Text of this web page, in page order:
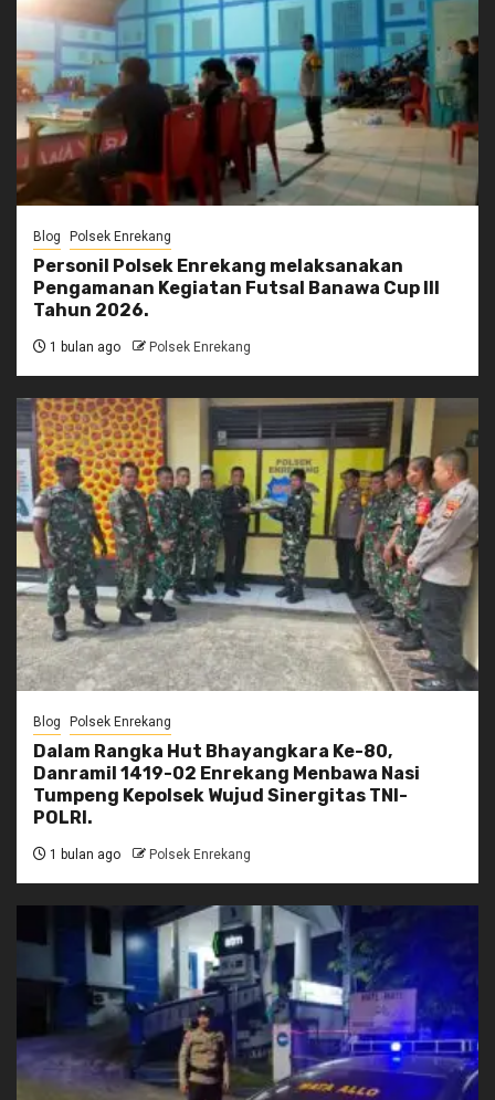
Blog Polsek Enrekang
Personil Polsek Enrekang melaksanakan
Pengamanan Kegiatan Futsal Banawa Cup III
Tahun 2026.
1 bulan ago Polsek Enrekang
Blog Polsek Enrekang
Dalam Rangka Hut Bhayangkara Ke-80,
Danramil 1419-02 Enrekang Menbawa Nasi
Tumpeng Kepolsek Wujud Sinergitas TNI-
POLRI.
1 bulan ago Polsek Enrekang